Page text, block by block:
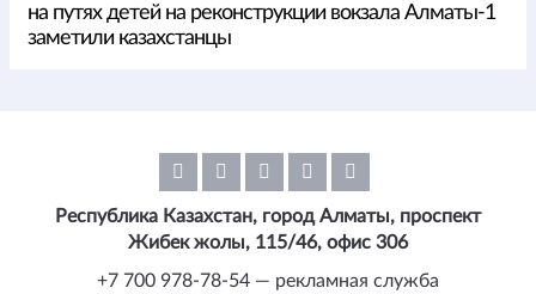
на путях детей на реконструкции вокзала Алматы-1
заметили казахстанцы
Республика Казахстан, город Алматы, проспект
Жибек жолы, 115/46, офис 306
+7 700 978-78-54 — рекламная служба